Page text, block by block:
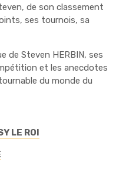
de son classement
ses tournois, sa
de Steven HERBIN, ses
et les anecdotes
du monde du
LE ROI